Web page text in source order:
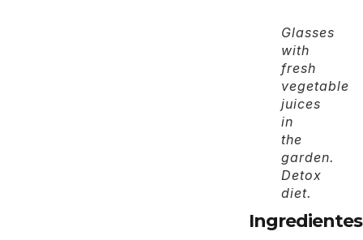
Glasses
with
fresh
vegetable
juices
in
the
garden.
Detox
diet.
Ingredientes